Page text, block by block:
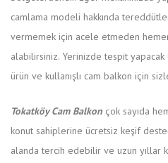
camlama modeli hakkında
vermemek için acele etmeden
alabilirsiniz. Yerinizde tespit yapacak
ürün ve kullanışlı cam balkon için
Tokatköy Cam Balkon çok sayıda
konut sahiplerine ücretsiz keşif
alanda tercih edebilir ve uzun yıllar